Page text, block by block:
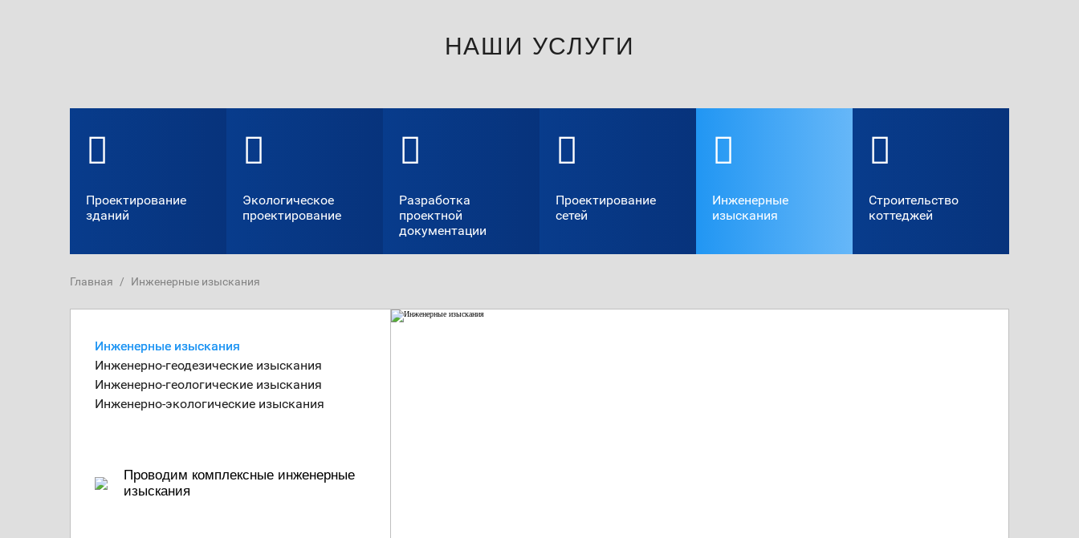
НАШИ УСЛУГИ
Проектирование
зданий
Экологическое
проектирование
Разработка
проектной
документации
Проектирование
сетей
Инженерные
изыскания
Cтроительство
коттеджей
Главная / Инженерные изыскания
Инженерные изыскания
Инженерно-геодезические изыскания
Инженерно-геологические изыскания
Инженерно-экологические изыскания
Проводим комплексные инженерные
изыскания